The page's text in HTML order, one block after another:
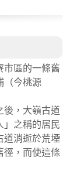
市區的一條舊
（今桃源
後，大嶺古道
」之稱的居民
道消逝於荒堙
徑，而使這條